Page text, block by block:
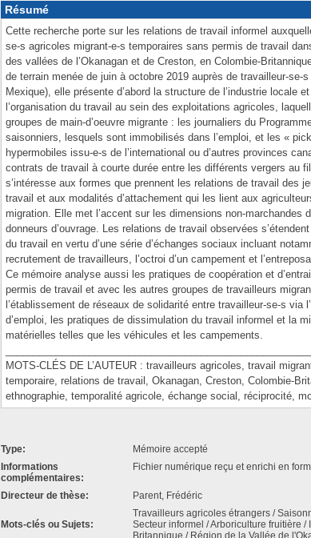
Résumé
Cette recherche porte sur les relations de travail informel
se-s agricoles migrant-e-s temporaires sans permis de travail
des vallées de l’Okanagan et de Creston, en Colombie-
de terrain menée de juin à octobre 2019 auprès de travailleur-se-
Mexique), elle présente d’abord la structure de l’industrie locale
l’organisation du travail au sein des exploitations agricoles,
groupes de main-d’oeuvre migrante : les journaliers du
saisonniers, lesquels sont immobilisés dans l’emploi, et les «
hypermobiles issu-e-s de l’international ou d’autres provinces
contrats de travail à courte durée entre les différents vergers au
s’intéresse aux formes que prennent les relations de travail des
travail et aux modalités d’attachement qui les lient aux
migration. Elle met l’accent sur les dimensions non-marchandes
donneurs d’ouvrage. Les relations de travail observées
du travail en vertu d’une série d’échanges sociaux incluant
recrutement de travailleurs, l’octroi d’un campement et
Ce mémoire analyse aussi les pratiques de coopération et
permis de travail et avec les autres groupes de travailleurs
l’établissement de réseaux de solidarité entre travailleur-se-s via
d’emploi, les pratiques de dissimulation du travail informel et la
matérielles telles que les véhicules et les campements.
MOTS-CLÉS DE L’AUTEUR : travailleurs agricoles, travail
temporaire, relations de travail, Okanagan, Creston, Colombie-
ethnographie, temporalité agricole, échange social, réciprocité,
Type:
Mémoire accepté
Informations
complémentaires:
Fichier numérique reçu et enrichi en
Directeur de thèse: Parent, Frédéric
Mots-clés ou Sujets:
Travailleurs agricoles étrangers /
Secteur informel / Arboriculture fruitière
Britannique / Région de la Vallée de